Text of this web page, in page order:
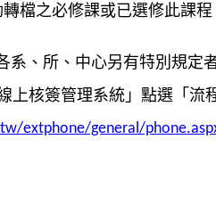
檔之必修課或已選修此課程
系、所、中心另有特別規定
上核簽管理系統」點選「流
extphone/general/